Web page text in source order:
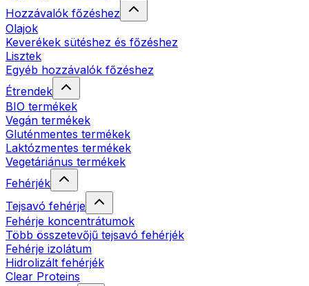
Hozzávalók főzéshez
Olajok
Keverékek sütéshez és főzéshez
Lisztek
Egyéb hozzávalók főzéshez
Étrendek
BIO termékek
Vegán termékek
Gluténmentes termékek
Laktózmentes termékek
Vegetáriánus termékek
Fehérjék
Tejsavó fehérje
Fehérje koncentrátumok
Több összetevőjű tejsavó fehérjék
Fehérje izolátum
Hidrolizált fehérjék
Clear Proteins